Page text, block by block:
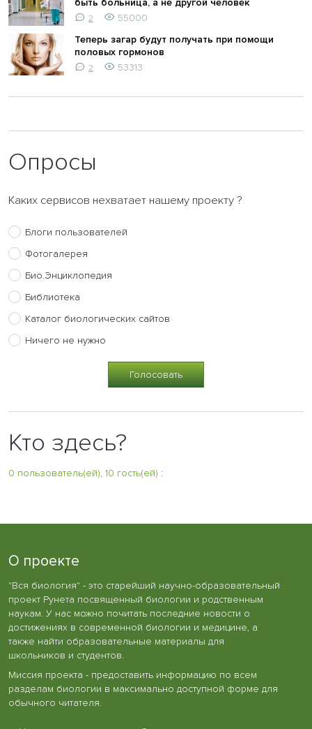
быть больница, а не другой человек
2
55000
Теперь загар будут получать при помощи
половых гормонов
2 53313
Опросы
Каких сервисов нехватает нашему проекту ?
Блоги пользователей
Фотогалерея
Био.Энциклопедия
Библиотека
Каталог биологических сайтов
Ничего не нужно
Кто здесь?
0 пользователь(ей), 10 гость(ей) :
О проекте
"Вся биология" - это старейший научно-образовательный
проект Рунета посвященный биологии и родственным
наукам. У нас можно почитать последние новости о
достижениях в современной биологии и медицине, а
также найти образовательные материалы для
школьников и студентов.
Миссия проекта - предоставить информацию по всем
разделам биологии в максимально доступной форме для
обычного читателя.